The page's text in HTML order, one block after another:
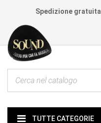
Spedizione gratuita
TUTTE CATEGORIE